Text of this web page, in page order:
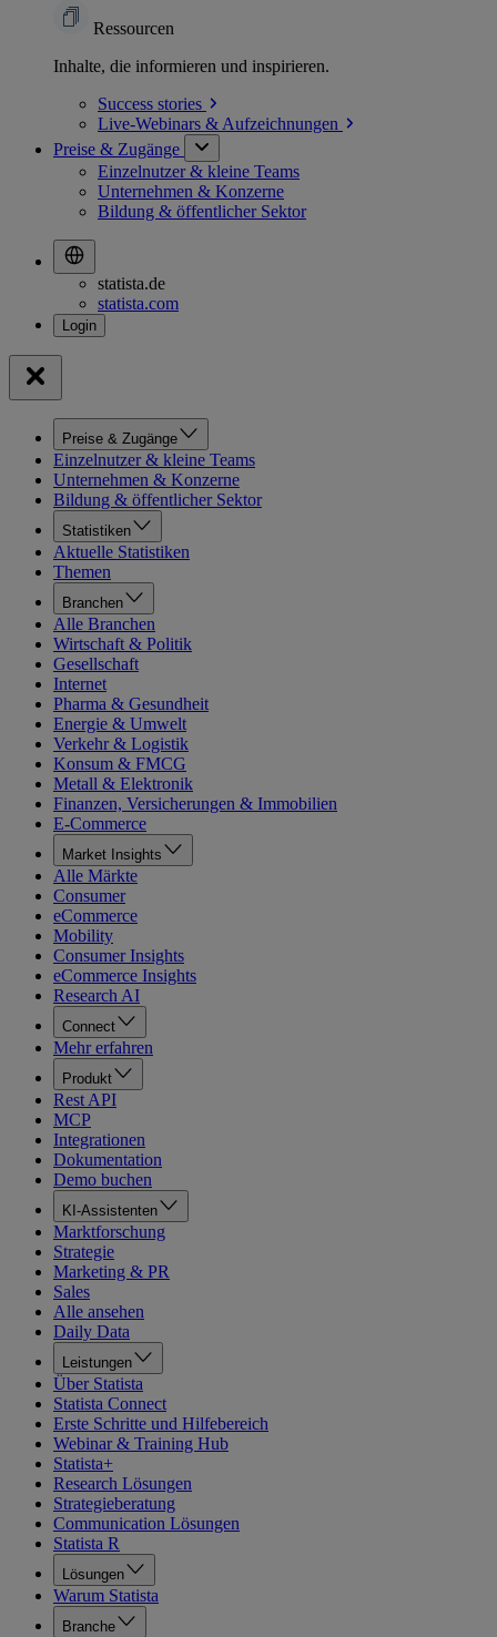
Ressourcen
Inhalte, die informieren und inspirieren.
Success stories
Live-Webinars & Aufzeichnungen
Preise & Zugänge
Einzelnutzer & kleine Teams
Unternehmen & Konzerne
Bildung & öffentlicher Sektor
statista.de
statista.com
Preise & Zugänge
Einzelnutzer & kleine Teams
Unternehmen & Konzerne
Bildung & öffentlicher Sektor
Statistiken
Aktuelle Statistiken
Themen
Branchen
Alle Branchen
Wirtschaft & Politik
Gesellschaft
Internet
Pharma & Gesundheit
Energie & Umwelt
Verkehr & Logistik
Konsum & FMCG
Metall & Elektronik
Finanzen, Versicherungen & Immobilien
E-Commerce
Market Insights
Alle Märkte
Consumer
eCommerce
Mobility
Consumer Insights
eCommerce Insights
Research AI
Connect
Mehr erfahren
Produkt
Rest API
MCP
Integrationen
Dokumentation
Demo buchen
KI-Assistenten
Marktforschung
Strategie
Marketing & PR
Sales
Alle ansehen
Daily Data
Leistungen
Über Statista
Statista Connect
Erste Schritte und Hilfebereich
Webinar & Training Hub
Statista+
Research Lösungen
Strategieberatung
Communication Lösungen
Statista R
Lösungen
Warum Statista
Branche